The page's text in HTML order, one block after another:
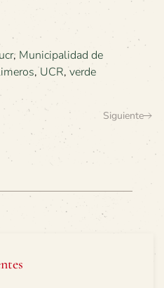
, Municipalidad de
,UCR,verde
Siguiente